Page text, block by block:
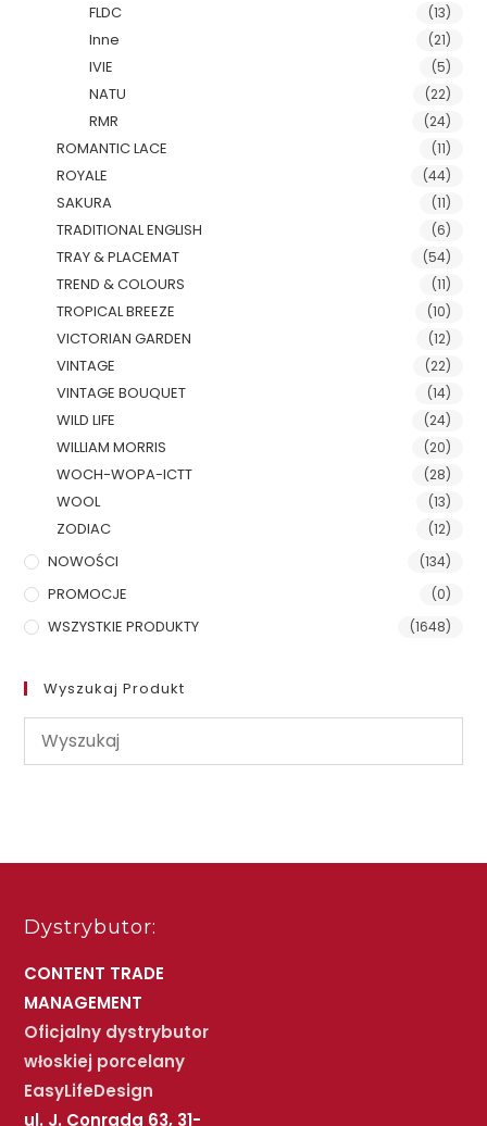
FLDC (13)
Inne (21)
IVIE (5)
NATU (22)
RMR (24)
ROMANTIC LACE (11)
ROYALE (44)
SAKURA (11)
TRADITIONAL ENGLISH (6)
TRAY & PLACEMAT (54)
TREND & COLOURS (11)
TROPICAL BREEZE (10)
VICTORIAN GARDEN (12)
VINTAGE (22)
VINTAGE BOUQUET (14)
WILD LIFE (24)
WILLIAM MORRIS (20)
WOCH-WOPA-ICTT (28)
WOOL (13)
ZODIAC (12)
NOWOŚCI (134)
PROMOCJE (0)
WSZYSTKIE PRODUKTY (1648)
Wyszukaj Produkt
Dystrybutor:
CONTENT TRADE
MANAGEMENT
Oficjalny dystrybutor
włoskiej porcelany
EasyLifeDesign
ul. J. Conrada 63, 31-